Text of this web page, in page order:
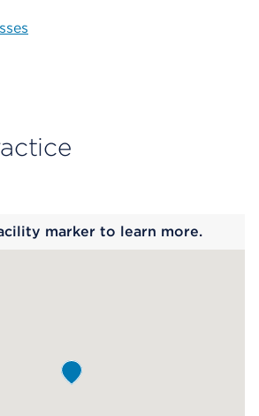
marker to learn more.